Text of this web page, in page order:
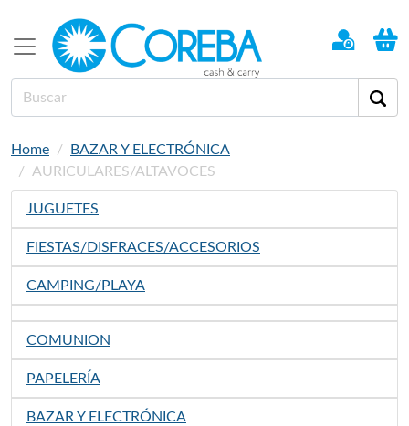
Home
BAZAR Y ELECTRÓNICA
AURICULARES/ALTAVOCES
JUGUETES
FIESTAS/DISFRACES/ACCESORIOS
CAMPING/PLAYA
COMUNION
PAPELERÍA
BAZAR Y ELECTRÓNICA